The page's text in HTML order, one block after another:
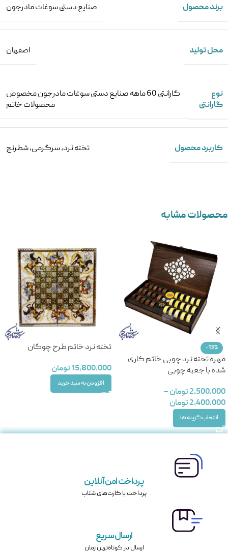
برند محصول صنایع دستی سوغات مادرجون
محل تولید اصفهان
نوع
گارانتی
گارانتی 60 ماهه صنایع دستی سوغات مادرجون مخصوص
محصولات خاتم
کاربرد محصول تخته نرد,سرگرمی,شطرنج
محصولات مشابه
-13%
مهره تخته نرد چوبی خاتم کاری
شده با جعبه چوبی
2,500,000تومان–
2,400,000تومان
انتخاب گزینه ها
تخته نرد خاتم طرح چوگان
15,800,000تومان
افزودن به سبد خرید
پرداخت امن آنلاین
پرداخت با کارت‌های شتاب
ارسال سریع
ارسال در کوتاه‌ترین زمان